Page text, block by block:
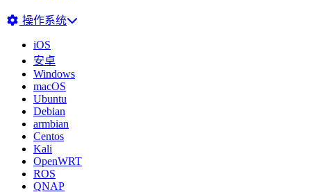
操作系统
iOS
安卓
Windows
macOS
Ubuntu
Debian
armbian
Centos
Kali
OpenWRT
ROS
QNAP